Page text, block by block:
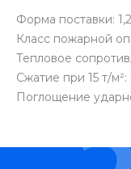
Форма поставки:
Класс пожарной
Тепловое
Сжатие при 15 т/
Поглощение